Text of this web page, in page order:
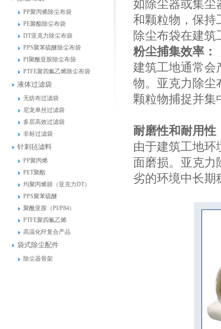
PP聚丙烯除尘布袋
PE聚酯除尘布袋
DT亚克力除尘布袋
PPS聚苯硫醚除尘布袋
PI聚酰亚胺除尘布袋
PTFE聚四氟乙烯除尘布袋
液体过滤袋
无纺布过滤袋
尼龙单丝过滤袋
多层高效过滤袋
非标过滤袋
针刺毡滤料
PP聚丙烯
PET聚酯
均聚丙烯腈（亚克力DT）
PPS聚苯硫醚
聚酰亚胺（PI/P84）
PTFE聚四氟乙烯
高温化纤复合产品
袋式除尘配件
除尘器骨架
如除尘器或集尘
和颗粒物，保持
除尘布袋在建
粉尘捕集效率：
建筑工地通常会
物。亚克力除尘
颗粒物捕捉并集
耐磨性和耐用性
由于建筑工地
面磨损。亚克力
劣的环境中长期